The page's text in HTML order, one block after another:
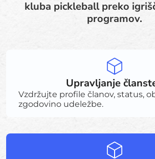
kluba pickleball preko
programov.
Upravljanje
Vzdržujte profile članov, status,
zgodovino udeležbe.